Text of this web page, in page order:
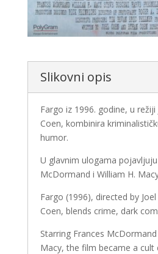
Slikovni opis
Fargo iz 1996. godine, u režiji
Coen, kombinira
humor.
U glavnim ulogama
McDormand i William H.
Fargo (1996), directed by
Coen, blends crime, dark
Starring Frances McDormand
Macy, the film became a cult